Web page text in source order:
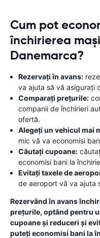
Cum pot
închirierea
Danemarca?
Rezervați în avans:
va ajuta să vă asigurați
Comparați prețurile:
companii de închirieri
ofertă.
Alegeți un vehicul mai
mic vă va economisi
Căutați cupoane:
economisi bani la
Evitați taxele de
de aeroport vă va ajuta
Rezervând în avans
prețurile, optând pentru
cupoane și reduceri și
puteți economisi bani la